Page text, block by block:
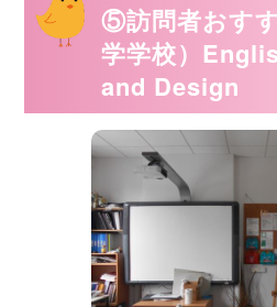
⑤訪問者おす
学学校）
and Design